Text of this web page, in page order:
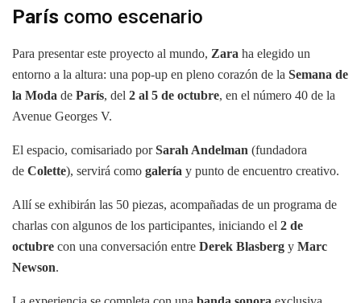
París como escenario
Para presentar este proyecto al mundo, Zara ha elegido un
entorno a la altura: una pop-up en pleno corazón de la Semana de
la Moda de París, del 2 al 5 de octubre, en el número 40 de la
Avenue Georges V.
El espacio, comisariado porSarah Andelman (fundadora
de Colette), servirá como galería y punto de encuentro creativo.
Allí se exhibirán las 50 piezas, acompañadas de un programa de
charlas con algunos de los participantes, iniciando el 2 de
octubre con una conversación entre Derek Blasberg y Marc
Newson.